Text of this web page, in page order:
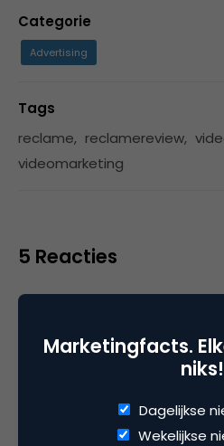
Categorie
Advertising
Tags
reclame, reclamereview,
videomarketing
5 Reacties
Peter
Prachtig gedraaide
verhaaltje. Maar hoe vaak
Marketingfacts.
niks!
Dagelijkse
Wekelijkse